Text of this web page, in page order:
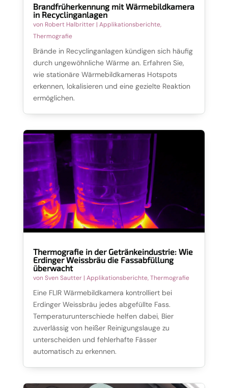
Brandfrüherkennung mit Wärmebildkamera
in Recyclinganlagen
von Robert Halbritter| Applikationsberichte,
Thermografie
Brände in Recyclinganlagen kündigen sich häufig
durch ungewöhnliche Wärme an. Erfahren Sie,
wie stationäre Wärmebildkameras Hotspots
erkennen, lokalisieren und eine gezielte Reaktion
ermöglichen.
Thermografie in der Getränkeindustrie: Wie
Erdinger Weissbräu die Fassabfüllung
überwacht
von Sven Sautter| Applikationsberichte,Thermografie
Eine FLIR Wärmebildkamera kontrolliert bei
Erdinger Weissbräu jedes abgefüllte Fass.
Temperaturunterschiede helfen dabei, Bier
zuverlässig von heißer Reinigungslauge zu
unterscheiden und fehlerhafte Fässer
automatisch zu erkennen.